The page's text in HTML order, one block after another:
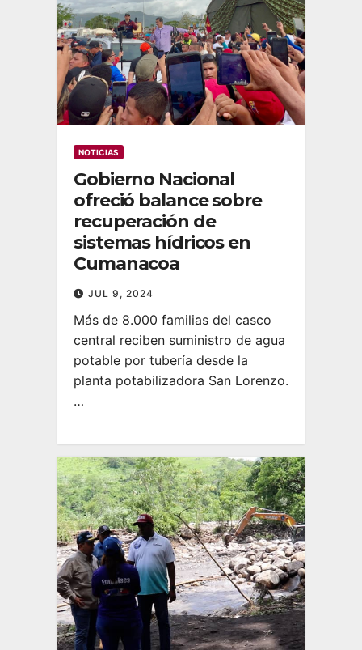
NOTICIAS
Gobierno Nacional
ofreció balance sobre
recuperación de
sistemas hídricos en
Cumanacoa
JUL 9, 2024
Más de 8.000 familias del casco
central reciben suministro de agua
potable por tubería desde la
planta potabilizadora San Lorenzo.
…